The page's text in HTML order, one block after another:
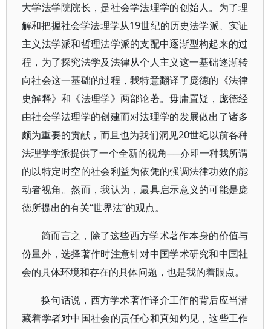
大学法学院院长，是社会学法理学的创始人。为了理
解和把握社会学法理学从19世纪的历史法学派、实证
主义法学派和哲理法学派的支配中逐渐型构起来的过
程，为了探究法学及法律从个人主义这一基础逐渐转
向社会这一基础的过程，我特意翻译了庞德的《法律
史解释》和《法理学》两部论著。毋庸置疑，庞德经
由社会学法理学的创建而对法理学的发展做出了诸多
颇为重要的贡献，而且也为我们洞见20世纪以前各种
法理学学派提供了一个全新的视角──亦即一种我所谓
的以特定时空的社会利益为依凭的强调法律功效的能
动者视角。然而，我认为，最具启示意义的可能是庞
德所提出的有关“世界法”的观点。
简而言之，除了这些西方学术著作本身的价值与
份量外，选择著作时注意针对中国学术研究和中国社
会的具体环境和存在的具体问题，也是我的着眼点。
换句话说，西方学术著作译介工作的背后应当潜
藏着学者对中国社会的责任心和真知灼见，这些工作